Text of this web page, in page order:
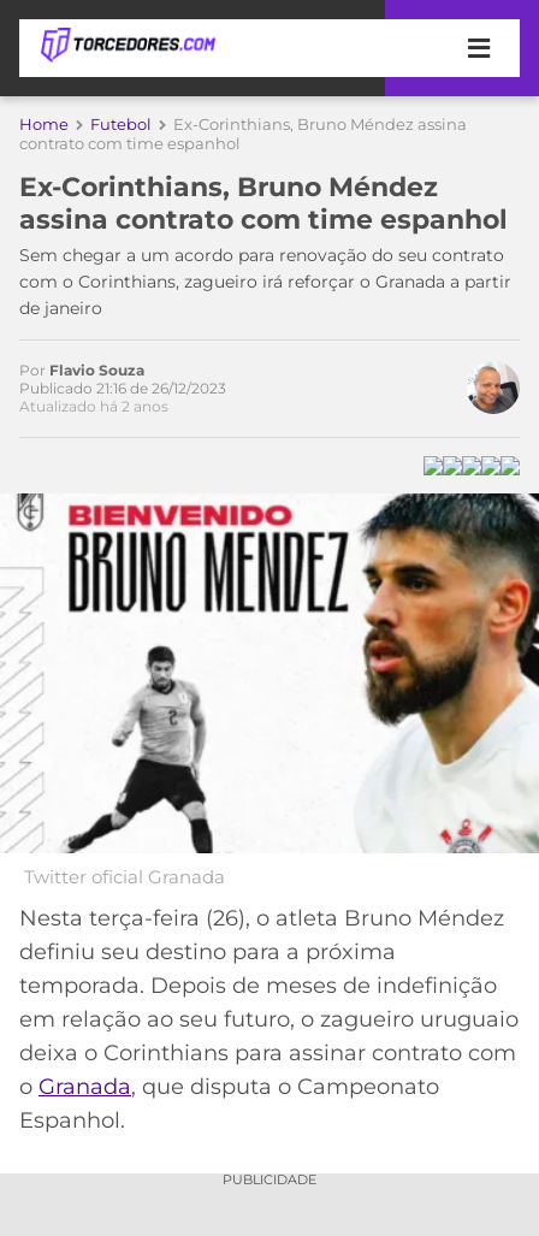
APOSTAS
DE
APOSTA
MELHORES
SITES
DE
APOSTAS
2026
BETBOOM
CÓDIGO
DE
BET365
CÓDIGO
BETANO
MELHORES
APPS
DE
CASSINOS
ONLINE
MELHORES
CASSINOS
ONLINE
2026
COPA
DO
MUNDO
MEU
TIME
PALMEIRAS
CORINTHIANS
PAULO
SANTOS
FLAMENGO
FLUMINENSE
BOTAFOGO
VASCO
INTERNACIONAL
GRÊMIO
CAMPEONATOS
SÉRIE
A
LIBERTADORES
COPA
BRASIL
PREMIER
LEAGUE
COPA
SUL-
AMERICANA
LIGA
DOS
CAMPEÕES
LALIGA
ESPORTIVA
MERCADO
DA
PALPITES
Home Futebol
Ex-Corinthians, Bruno Méndez assina
contrato com time espanhol
Ex-Corinthians, Bruno Méndez
assina contrato com time espanhol
Sem chegar a um acordo para renovação do seu contrato
com o Corinthians, zagueiro irá reforçar o Granada a partir
de janeiro
Acesse o perfil do autor
no Twitter
Por Flavio Souza
Publicado 21:16 de 26/12/2023
Atualizado há 2 anos
Twitter oficial Granada
Nesta terça-feira (26), o atleta Bruno Méndez
definiu seu destino para a próxima
temporada. Depois de meses de indefinição
em relação ao seu futuro, o zagueiro uruguaio
deixa o Corinthians para assinar contrato com
o Granada, que disputa o Campeonato
Espanhol.
PUBLICIDADE